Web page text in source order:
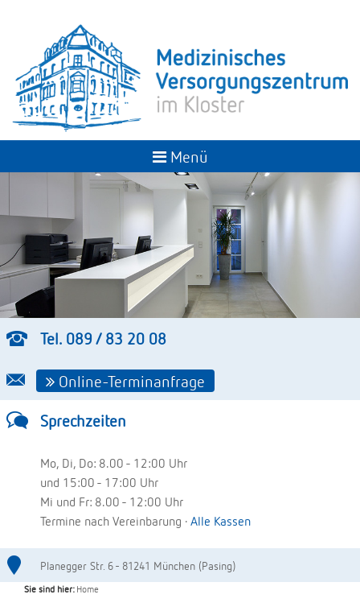
Menü
Tel. 089 / 83 20 08
Online-Terminanfrage
Sprechzeiten
Mo, Di, Do: 8.00 - 12:00 Uhr
und 15:00 - 17:00 Uhr
Mi und Fr: 8.00 - 12:00 Uhr
Termine nach Vereinbarung ·Alle Kassen
Planegger Str. 6 - 81241 München (Pasing)
Sie sind hier:Home